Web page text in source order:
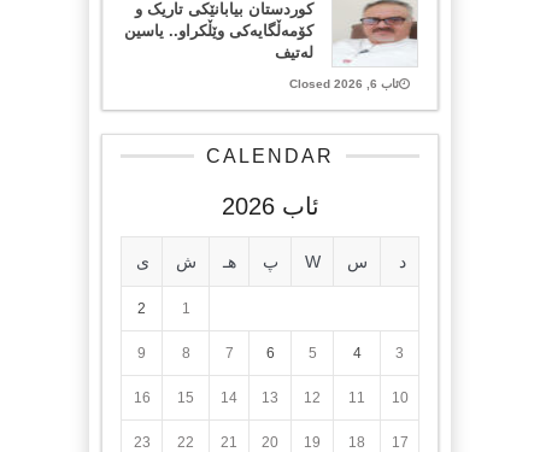
کوردستان بیابانێکی تاریک و
کۆمەڵگایەکی وێڵکراو.. یاسین
لەتیف
ئاب 6, 2026 Closed
CALENDAR
ئاب 2026
د س W پ هـ ش ی
1
2
3
4
5
6
7
8
9
10
11
12
13
14
15
16
17
18
19
20
21
22
23